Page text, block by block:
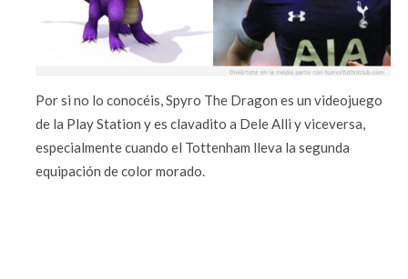
Por si no lo conocéis, Spyro The Dragon es un videojuego
de la Play Station y es clavadito a Dele Alli y viceversa,
especialmente cuando el Tottenham lleva la segunda
equipación de color morado.